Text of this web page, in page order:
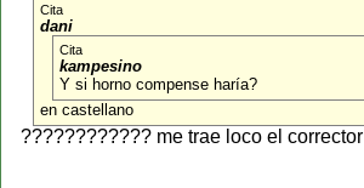
Cita
dani
Cita
kampesino
Y si horno compense haría?
en castellano
???????????? me trae loco el corrector